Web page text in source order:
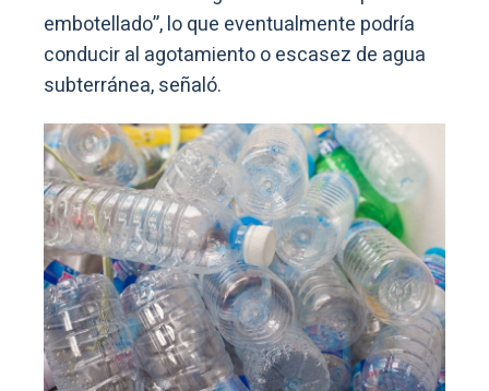
embotellado”, lo que eventualmente podría
conducir al agotamiento o escasez de agua
subterránea, señaló.